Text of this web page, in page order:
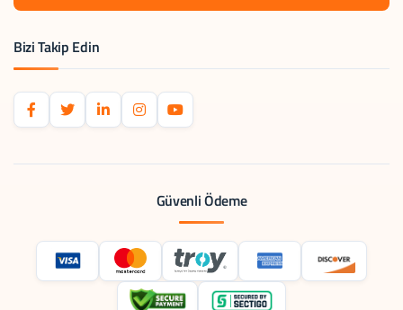
Bizi Takip Edin
Güvenli Ödeme